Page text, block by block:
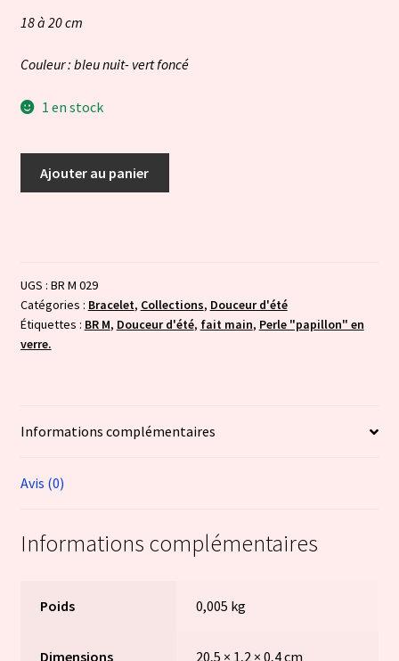
18 à 20 cm
Couleur : bleu nuit- vert foncé
1 en stock
vert
nuit
Ajouter au panier
UGS : BR M 029
Catégories : Bracelet, Collections, Douceur d'été
Étiquettes : BR M, Douceur d'été, fait main, Perle "papillon" en
verre.
Informations complémentaires
Avis (0)
Informations complémentaires
Poids 0,005 kg
Dimensions 20,5 × 1,2 × 0,4 cm